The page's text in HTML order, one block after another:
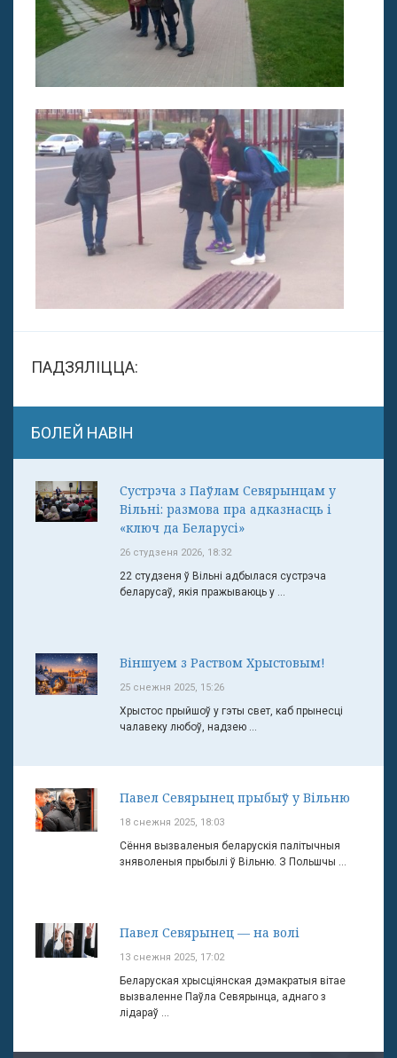
ПАДЗЯЛІЦЦА:
БОЛЕЙ НАВІН
Сустрэча з Паўлам Севярынцам у
Вільні: размова пра адказнасць і
«ключ да Беларусі»
26 студзеня 2026, 18:32
22 студзеня ў Вільні адбылася сустрэча
беларусаў, якія пражываюць у ...
Віншуем з Раством Хрыстовым!
25 снежня 2025, 15:26
Хрыстос прыйшоў у гэты свет, каб прынесці
чалавеку любоў, надзею ...
Павел Севярынец прыбыў у Вільню
18 снежня 2025, 18:03
Сёння вызваленыя беларускія палітычныя
зняволеныя прыбылі ў Вільню. З Польшчы ...
Павел Севярынец — на волі
13 снежня 2025, 17:02
Беларуская хрысціянская дэмакратыя вітае
вызваленне Паўла Севярынца, аднаго з
лідараў ...